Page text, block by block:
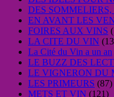
DES
EN AVANT LES
FOIRES AUX VINS
LA CITE DU VIN
La Cité du Vin a un an
LE BUZZ DES
LE VIGNERON DU
LES PRIMEURS (87)
METS ET VIN (121)